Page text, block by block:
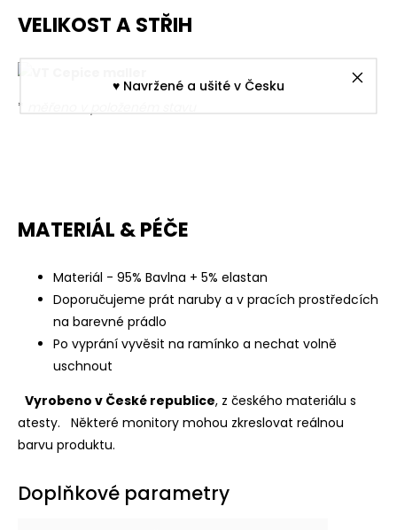
♥︎ Navržené a ušité v Česku
VELIKOST A STŘIH
*
MATERIÁL & PÉČE
Materiál - 95% Bavlna + 5% elastan
Doporučujeme prát naruby a v pracích prostředcích
na barevné prádlo
Po vyprání vyvěsit na ramínko a nechat volně
uschnout
Vyrobeno v České republice, z českého materiálu s
atesty.
Některé monitory mohou zkreslovat reálnou
barvu produktu.
Doplňkové parametry